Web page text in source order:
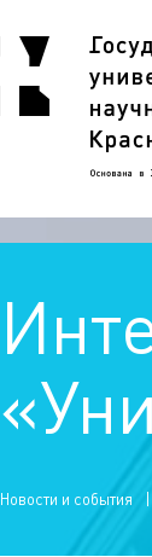
Новости и события